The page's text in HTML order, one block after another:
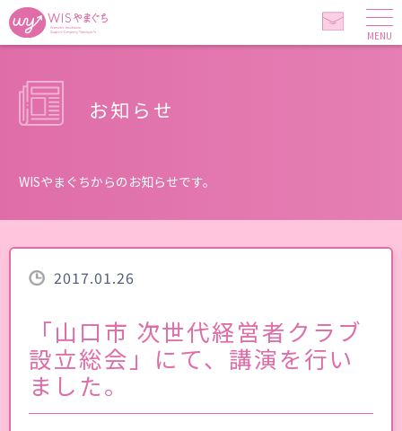
お知らせ
WISやまぐちからのお知らせです。
2017.01.26
「山口市 次世代経営者クラブ
設立総会」にて、講演を行い
ました。
MENU